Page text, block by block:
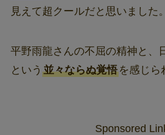
見えて超クールだと思いました。
平野雨龍さんの不屈の精神と、
という 並々ならぬ覚悟を感じら
Sponsored